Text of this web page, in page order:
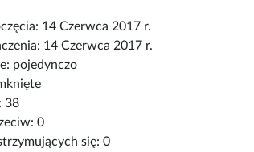
14 Czerwca 2017 r.
14 Czerwca 2017 r.
pojedynczo
38
0
się: 0